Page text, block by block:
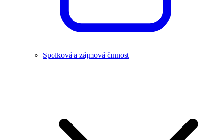
Spolková a zájmová činnost